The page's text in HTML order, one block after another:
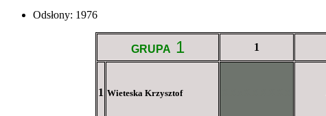
Odsłony: 1976
GRUPA 1 1
1 Wieteska Krzysztof